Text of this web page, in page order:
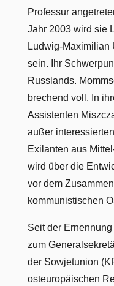
Professur
Jahr 2003 wird sie
Ludwig-Maximilian
sein. Ihr
Russlands.
brechend voll. In
Assistenten
außer
Exilanten aus
wird über die
vor dem
kommunistischen
Seit der
zum
der Sowjetunion
osteuropäischen